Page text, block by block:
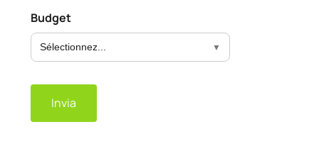
Budget
Sélectionnez...
Invia